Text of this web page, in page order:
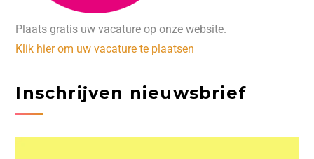
Plaats gratis uw vacature op onze website.
Klik hier om uw vacature te plaatsen
Inschrijven nieuwsbrief